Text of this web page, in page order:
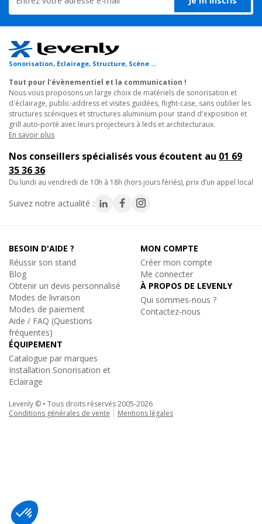
- Section 220mm
- Dimensions : 800 x 800 mm
- Poids : 2,50 kg
- Livré avec 1 kit de jonction
- Fabrication Européenne certifiée
Sonorisation, Eclairage, Structure, Scène ...
Tout pour l'évènementiel et la communication !
Nous vous proposons un large choix de matériels de sonorisation et
d'éclairage, public-address et visites guidées, flight-case, sans oublier les
structures scéniques et structures aluminium pour stand d'exposition et
grill auto-porté avec leurs projecteurs à leds et architecturaux.
En savoir plus
Nos conseillers spécialisés vous écoutent au 01 69
35 36 36
du lundi au vendredi de 10h à 18h (hors jours fériés), prix d’un appel local
Suivez notre actualité :
BESOIN D'AIDE ?
Réussir son stand
Blog
Obtenir un devis personnalisé
Modes de livraison
Modes de paiement
Aide / FAQ (Questions
fréquentes)
ÉQUIPEMENT
Catalogue par marques
Installation Sonorisation et
Eclairage
MON COMPTE
Créer mon compte
Me connecter
À PROPOS DE LEVENLY
Qui sommes-nous ?
Contactez-nous
Levenly © • Tous droits réservés 2005-2026
Conditions générales de vente
Mentions légales